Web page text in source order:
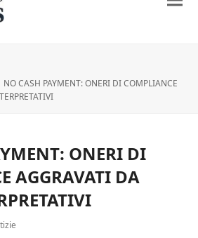
NO CASH PAYMENT: ONERI DI COMPLIANCE
ONERI DI
AGGRAVATI DA